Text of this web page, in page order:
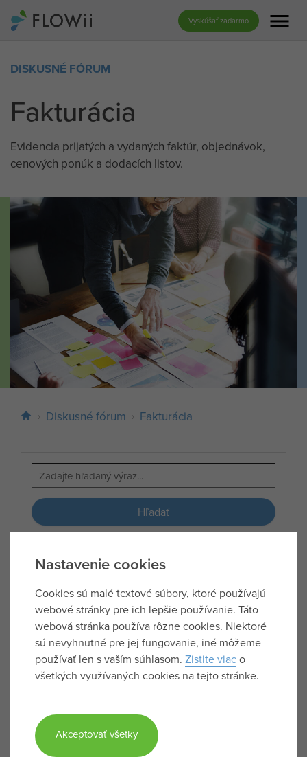
Vyskúšať zadarmo menu
DISKUSNÉ FÓRUM
Fakturácia
Evidencia prijatých a vydaných faktúr, objednávok,
cenových ponúk a dodacích listov.
Diskusné fórum Fakturácia
Hľadať
Zatiaľ tu nie sú žiadne otázky.
NAPÍSALI O NÁS
Nastavenie cookies
Cookies sú malé textové súbory, ktoré používajú
webové stránky pre ich lepšie používanie. Táto
webová stránka používa rôzne cookies. Niektoré
sú nevyhnutné pre jej fungovanie, iné môžeme
používať len s vaším súhlasom. Zistite viaco
všetkých využívaných cookies na tejto stránke.
Akceptovať všetky